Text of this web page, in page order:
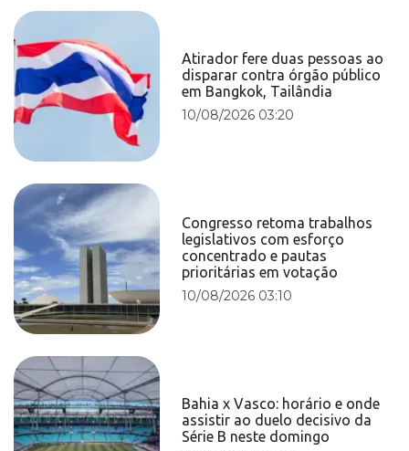
Atirador fere duas pessoas ao
disparar contra órgão público
em Bangkok, Tailândia
10/08/2026 03:20
Congresso retoma trabalhos
legislativos com esforço
concentrado e pautas
prioritárias em votação
10/08/2026 03:10
Bahia x Vasco: horário e onde
assistir ao duelo decisivo da
Série B neste domingo